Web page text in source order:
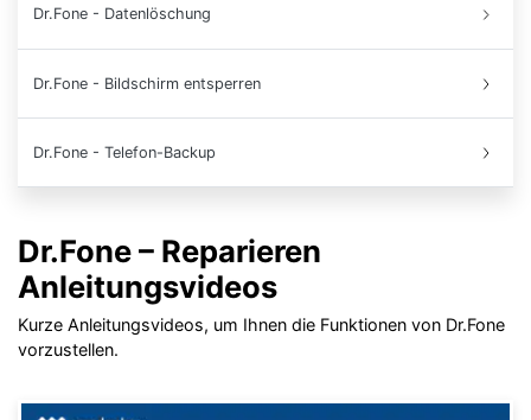
Dr.Fone - Datenlöschung
Dr.Fone - Bildschirm entsperren
Dr.Fone - Telefon-Backup
Dr.Fone – Reparieren
Anleitungsvideos
Kurze Anleitungsvideos, um Ihnen die Funktionen von Dr.Fone
vorzustellen.